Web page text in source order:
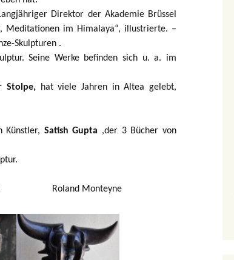
Direktor der Akademie Brüssel
Meditationen im Himalaya“, illustrierte. –
Skulpturen .
Seine Werke befinden sich u. a. im
Stolpe, hat viele Jahren in Altea gelebt,
Künstler, Satish Gupta ,der 3 Bücher von
Monteyne